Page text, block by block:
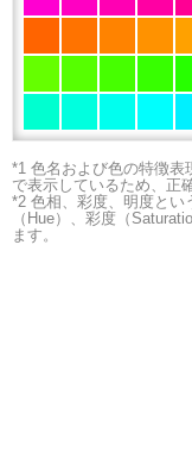
*1 色名および色の特徴表
で表示しているため、正
*2 色相、彩度、明度とい
（Hue）、彩度（
ます。